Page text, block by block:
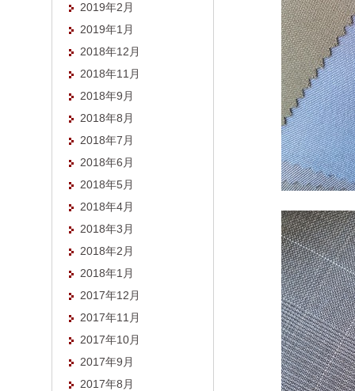
2019年2月
2019年1月
2018年12月
2018年11月
2018年9月
2018年8月
2018年7月
2018年6月
2018年5月
2018年4月
2018年3月
2018年2月
2018年1月
2017年12月
2017年11月
2017年10月
2017年9月
2017年8月